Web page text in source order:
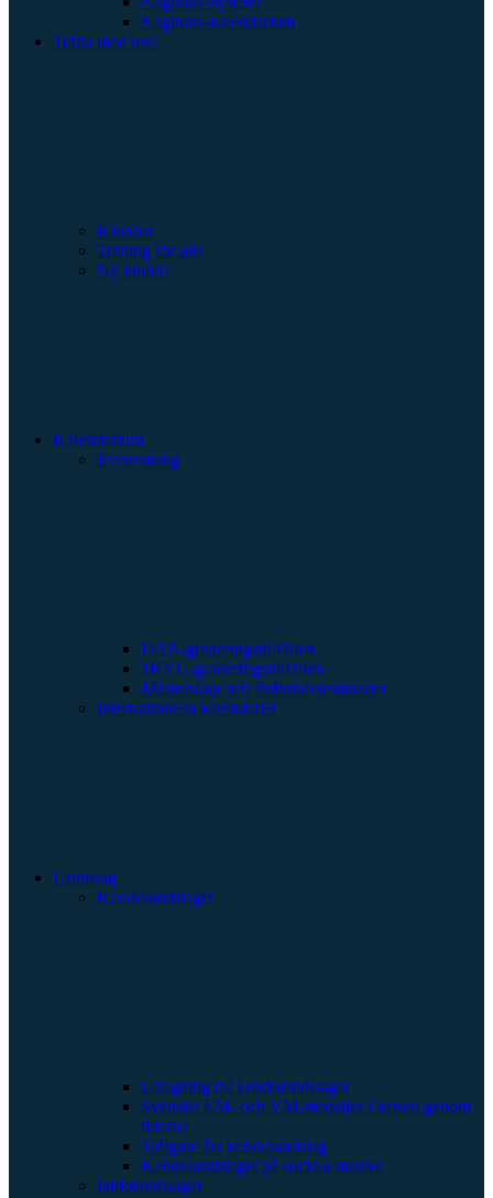
Naginata-kalendarium
Träna med oss!
Klubbar
Träning för alla
Ny klubb?
Kalendarium
Evenemang
DAN-graderingstillfällen
1KYU-graderingstillfällen
Mästerskap och förbundsseminarier
Internationella kalendarier
Landslag
Kendolandslaget
Uttagning till kendolandslaget
Svenska EM- och VM-medaljer i kendo genom
tiderna
Tidigare års kendolandslag
Kendolandslaget på sociala medier
Iaidolandslaget